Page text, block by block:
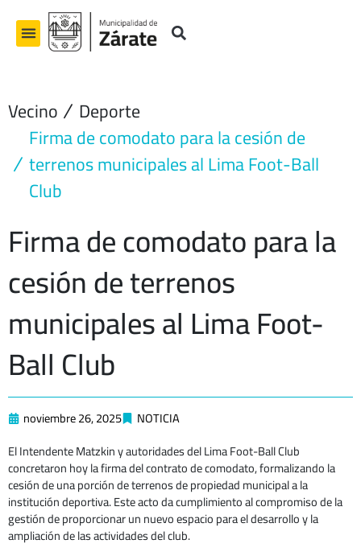
contenido
Vecino Deporte
Firma de comodato para la cesión de
terrenos municipales al Lima Foot-Ball
Club
Firma de comodato para la
cesión de terrenos
municipales al Lima Foot-
Ball Club
noviembre 26, 2025
NOTICIA
El Intendente Matzkin y autoridades del Lima Foot-Ball Club
concretaron hoy la firma del contrato de comodato, formalizando la
cesión de una porción de terrenos de propiedad municipal a la
institución deportiva. Este acto da cumplimiento al compromiso de la
gestión de proporcionar un nuevo espacio para el desarrollo y la
ampliación de las actividades del club.